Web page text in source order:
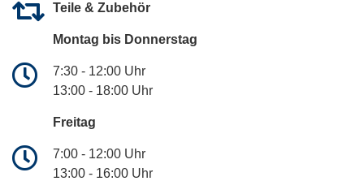
Teile & Zubehör
Montag bis Donnerstag
7:30 - 12:00 Uhr
13:00 - 18:00 Uhr
Freitag
7:00 - 12:00 Uhr
13:00 - 16:00 Uhr